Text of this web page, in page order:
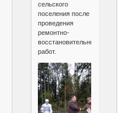
сельского
поселения после
проведения
ремонтно-
восстановительных
работ.